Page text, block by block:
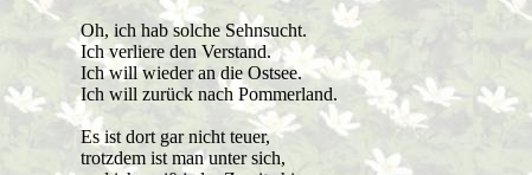
Oh, ich hab solche Sehnsucht.
Ich verliere den Verstand.
Ich will wieder an die Ostsee.
Ich will zurück nach Pommerland.
Es ist dort gar nicht teuer,
trotzdem ist man unter sich,